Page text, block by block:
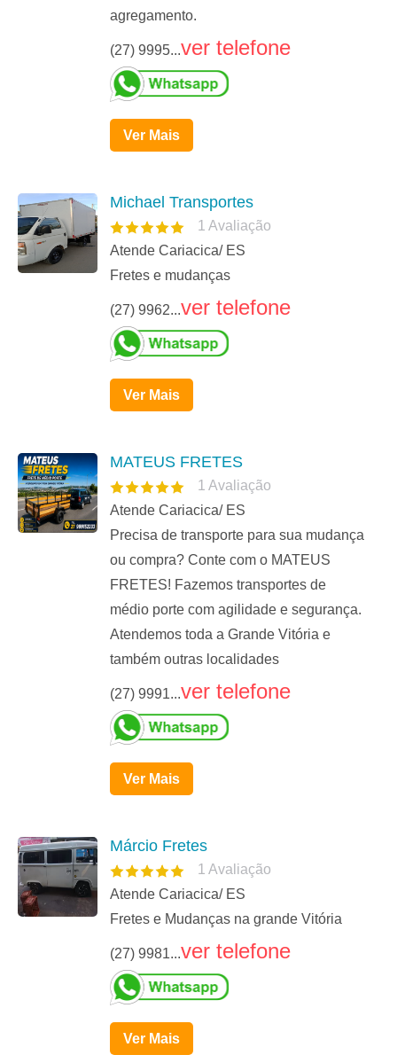
agregamento.
(27) 9995...ver telefone
Ver Mais
Michael Transportes
1 Avaliação
Atende Cariacica/ ES
Fretes e mudanças
(27) 9962...ver telefone
Ver Mais
MATEUS FRETES
1 Avaliação
Atende Cariacica/ ES
Precisa de transporte para sua mudança
ou compra? Conte com o MATEUS
FRETES! Fazemos transportes de
médio porte com agilidade e segurança.
Atendemos toda a Grande Vitória e
também outras localidades
(27) 9991...ver telefone
Ver Mais
Márcio Fretes
1 Avaliação
Atende Cariacica/ ES
Fretes e Mudanças na grande Vitória
(27) 9981...ver telefone
Ver Mais